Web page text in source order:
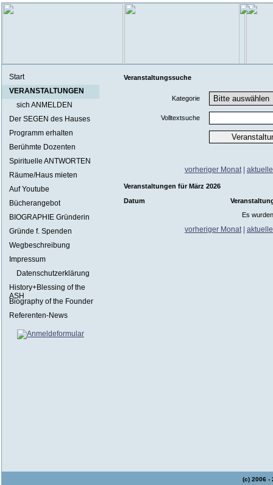
Start
VERANSTALTUNGEN
sich ANMELDEN
Der SEGEN des Hauses
Programm erhalten
Berühmte Dozenten
Spirituelle ANTWORTEN
Räume/Haus mieten
Auf Youtube
Bücherangebot
BIOGRAPHIE Gründerin
Gründe f. Spenden
Wegbeschreibung
Impressum
Datenschutzerklärung
History+Blessing of the
ASH
Biography of the Founder
Referenten-News
Veranstaltungssuche
Kategorie
Volltextsuche
vorheriger Monat|
Veranstaltungen für März 2026
Datum
Es
vorheriger Monat|
(c) 2006 -